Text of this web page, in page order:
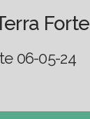
Forte
06-05-24